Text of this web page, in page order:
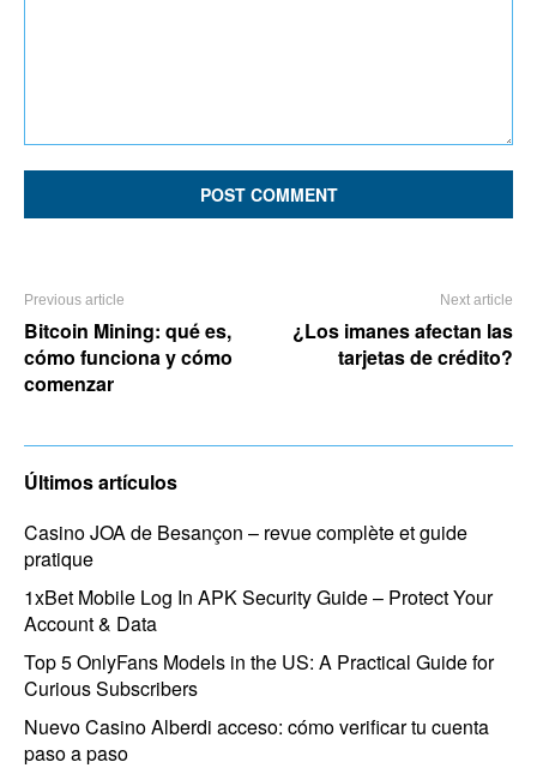
Previous article
Bitcoin Mining: qué es,
cómo funciona y cómo
comenzar
Next article
¿Los imanes afectan las
tarjetas de crédito?
Últimos artículos
Casino JOA de Besançon – revue complète et guide
pratique
1xBet Mobile Log In APK Security Guide – Protect Your
Account & Data
Top 5 OnlyFans Models in the US: A Practical Guide for
Curious Subscribers
Nuevo Casino Alberdi acceso: cómo verificar tu cuenta
paso a paso